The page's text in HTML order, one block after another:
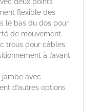
flexible des
le bas du dos pour
de mouvement.
trous pour câbles
à l’avant
jambe avec
d’autres options